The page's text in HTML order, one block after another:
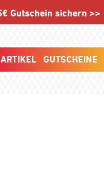
Gutschein sichern >>
GUTSCHEINE